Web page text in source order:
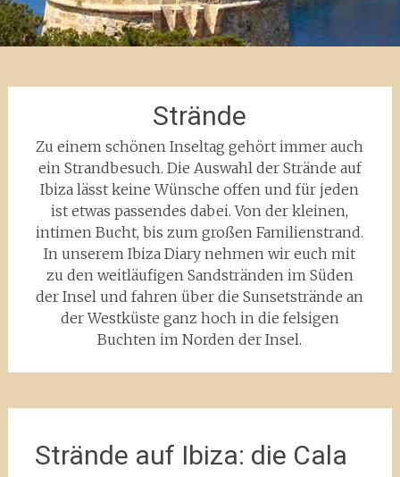
Strände
Zu einem schönen Inseltag gehört immer auch
ein Strandbesuch. Die Auswahl der Strände auf
Ibiza lässt keine Wünsche offen und für jeden
ist etwas passendes dabei. Von der kleinen,
intimen Bucht, bis zum großen Familienstrand.
In unserem Ibiza Diary nehmen wir euch mit
zu den weitläufigen Sandstränden im Süden
der Insel und fahren über die Sunsetstrände an
der Westküste ganz hoch in die felsigen
Buchten im Norden der Insel.
Strände auf Ibiza: die Cala